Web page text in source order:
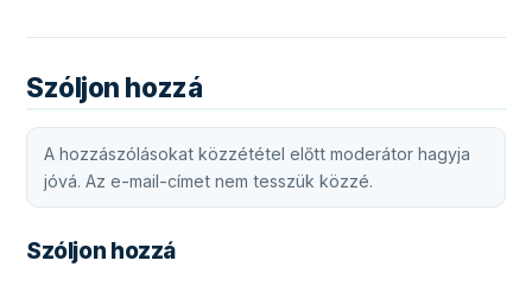
Szóljon hozzá
A hozzászólásokat közzététel előtt moderátor hagyja
jóvá. Az e-mail-címet nem tesszük közzé.
Szóljon hozzá